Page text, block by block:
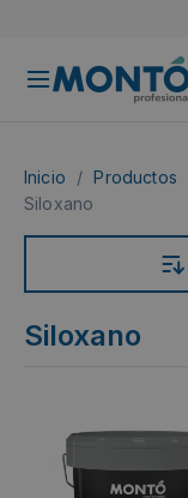
Inicio / Productos
Siloxano
Siloxano